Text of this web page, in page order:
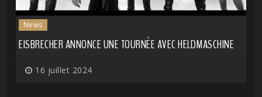
News
EISBRECHER ANNONCE UNE TOURNÉE AVEC HELDMASCHINE
16 juillet 2024